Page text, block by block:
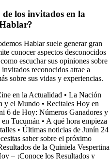
los invitados en la
Hablar suele generar gran
conocer aspectos desconocidos
escuchar sus opiniones sobre
reconocidos atrae a
sobre sus vidas y experiencias.
en la Actualidad • La Nación
y el Mundo • Recitales Hoy en
6 de Hoy: Números Ganadores y
Tucumán • A qué hora empieza
• Últimas noticias de Junín 24
saber sobre el próximo
de la Quiniela Vespertina
– ¡Conoce los Resultados y